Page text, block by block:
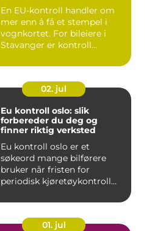
En EU-kontroll handler om
mer enn å få et stempel i
vognkortet. For bileiere i
Stavanger er kontroll...
02. jul
Eu kontroll oslo: slik
forbereder du deg og
finner riktig verksted
Eu kontroll oslo er et
søkeord mange bilførere
bruker når fristen for
periodisk kjøretøykontroll
01. jul